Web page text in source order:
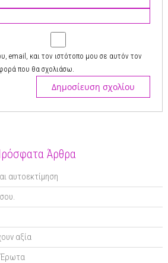
email, και τον ιστότοπο μου σε αυτόν τον
που θα σχολιάσω.
Άρθρα
αυτοεκτίμηση
αξία
Έρωτα